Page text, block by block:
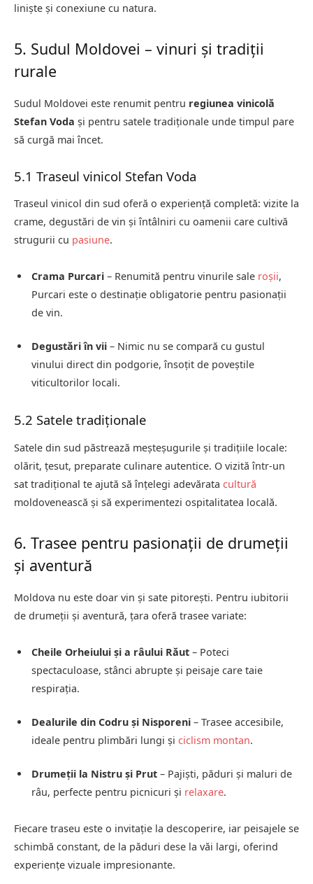
liniște și conexiune cu natura.
5. Sudul Moldovei – vinuri și tradiții
rurale
Sudul Moldovei este renumit pentru regiunea vinicolă
Stefan Voda și pentru satele tradiționale unde timpul pare
să curgă mai încet.
5.1 Traseul vinicol Stefan Voda
Traseul vinicol din sud oferă o experiență completă: vizite la
crame, degustări de vin și întâlniri cu oamenii care cultivă
strugurii cu pasiune.
Crama Purcari – Renumită pentru vinurile sale roșii,
Purcari este o destinație obligatorie pentru pasionații
de vin.
Degustări în vii – Nimic nu se compară cu gustul
vinului direct din podgorie, însoțit de poveștile
viticultorilor locali.
5.2 Satele tradiționale
Satele din sud păstrează meșteșugurile și tradițiile locale:
olărit, țesut, preparate culinare autentice. O vizită într-un
sat tradițional te ajută să înțelegi adevărata cultură
moldovenească și să experimentezi ospitalitatea locală.
6. Trasee pentru pasionații de drumeții
și aventură
Moldova nu este doar vin și sate pitorești. Pentru iubitorii
de drumeții și aventură, țara oferă trasee variate:
Cheile Orheiului și a râului Răut – Poteci
spectaculoase, stânci abrupte și peisaje care taie
respirația.
Dealurile din Codru și Nisporeni – Trasee accesibile,
ideale pentru plimbări lungi și ciclism montan.
Drumeții la Nistru și Prut – Pajiști, păduri și maluri de
râu, perfecte pentru picnicuri și relaxare.
Fiecare traseu este o invitație la descoperire, iar peisajele se
schimbă constant, de la păduri dese la văi largi, oferind
experiențe vizuale impresionante.